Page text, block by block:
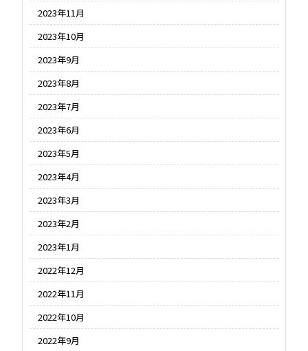
2023年11月
2023年10月
2023年9月
2023年8月
2023年7月
2023年6月
2023年5月
2023年4月
2023年3月
2023年2月
2023年1月
2022年12月
2022年11月
2022年10月
2022年9月